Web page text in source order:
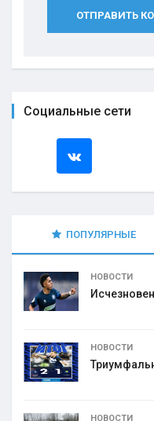
ОТПРАВИТЬ
Социальные сети
ПОПУЛЯРНЫЕ
НОВОСТИ
НОВОСТИ
НОВОСТИ